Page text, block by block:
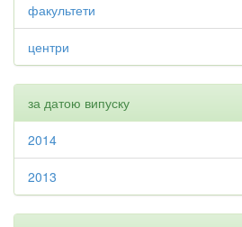
факультети
центри
за датою випуску
2014
2013